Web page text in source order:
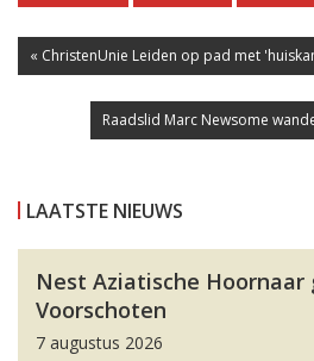
« ChristenUnie Leiden op pad met
Raadslid Marc Newsome
LAATSTE NIEUWS
Nest Aziatische Hoornaar
Voorschoten
7 augustus 2026